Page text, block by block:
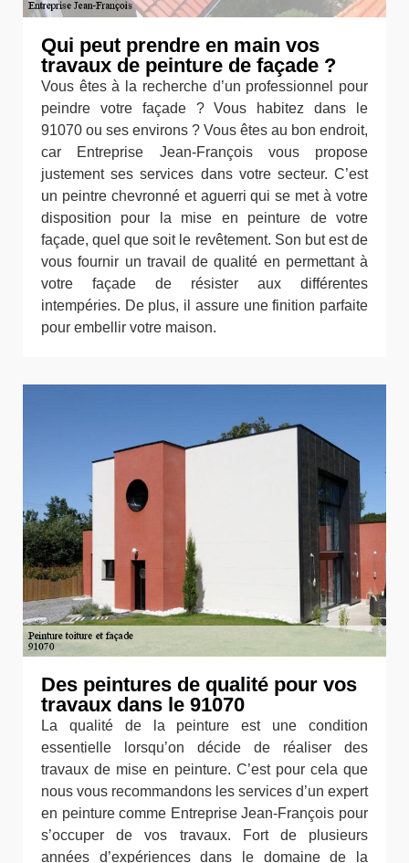
Qui peut prendre en main vos
travaux de peinture de façade ?
Vous êtes à la recherche d’un professionnel pour
peindre votre façade ? Vous habitez dans le
91070 ou ses environs ? Vous êtes au bon endroit,
car Entreprise Jean-François vous propose
justement ses services dans votre secteur. C’est
un peintre chevronné et aguerri qui se met à votre
disposition pour la mise en peinture de votre
façade, quel que soit le revêtement. Son but est de
vous fournir un travail de qualité en permettant à
votre façade de résister aux différentes
intempéries. De plus, il assure une finition parfaite
pour embellir votre maison.
Des peintures de qualité pour vos
travaux dans le 91070
La qualité de la peinture est une condition
essentielle lorsqu’on décide de réaliser des
travaux de mise en peinture. C’est pour cela que
nous vous recommandons les services d’un expert
en peinture comme Entreprise Jean-François pour
s’occuper de vos travaux. Fort de plusieurs
années d’expériences dans le domaine de la